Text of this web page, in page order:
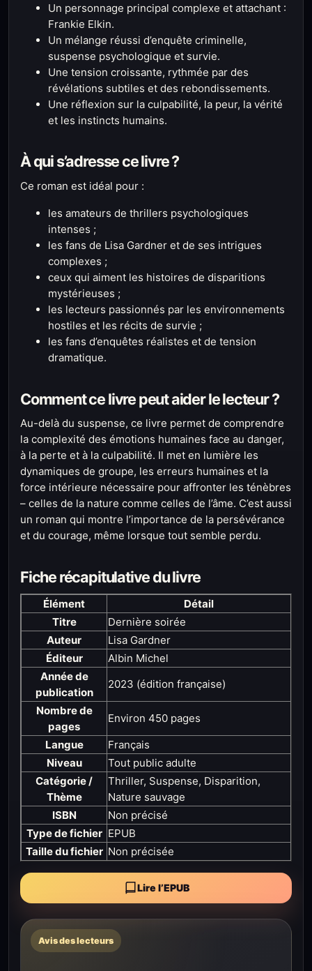
Un personnage principal complexe et attachant :
Frankie Elkin.
Un mélange réussi d’enquête criminelle,
suspense psychologique et survie.
Une tension croissante, rythmée par des
révélations subtiles et des rebondissements.
Une réflexion sur la culpabilité, la peur, la vérité
et les instincts humains.
À qui s’adresse ce livre ?
Ce roman est idéal pour :
les amateurs de thrillers psychologiques
intenses ;
les fans de Lisa Gardner et de ses intrigues
complexes ;
ceux qui aiment les histoires de disparitions
mystérieuses ;
les lecteurs passionnés par les environnements
hostiles et les récits de survie ;
les fans d’enquêtes réalistes et de tension
dramatique.
Comment ce livre peut aider le lecteur ?
Au-delà du suspense, ce livre permet de comprendre
la complexité des émotions humaines face au danger,
à la perte et à la culpabilité. Il met en lumière les
dynamiques de groupe, les erreurs humaines et la
force intérieure nécessaire pour affronter les ténèbres
– celles de la nature comme celles de l’âme. C’est aussi
un roman qui montre l’importance de la persévérance
et du courage, même lorsque tout semble perdu.
Fiche récapitulative du livre
Élément
Détail
Titre
Dernière soirée
Auteur
Lisa Gardner
Éditeur
Albin Michel
Année de
publication
2023 (édition française)
Nombre de
pages
Environ 450 pages
Langue
Français
Niveau
Tout public adulte
Catégorie /
Thème
Thriller, Suspense, Disparition,
Nature sauvage
ISBN
Non précisé
Type de fichier EPUB
Taille du fichier Non précisée
Lire l’EPUB
Avis des lecteurs